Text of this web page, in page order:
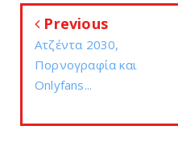
Previous
Ατζέντα 2030,
Πορνογραφία και
Onlyfans...